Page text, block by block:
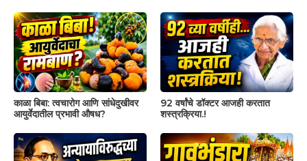
काळा बिबा: त्वचारोग आणि सांधेदुखीवर
आयुर्वेदातील प्रभावी औषध?
92 वर्षांचे डॉक्टर आजही करतात
शस्त्रक्रिया.!